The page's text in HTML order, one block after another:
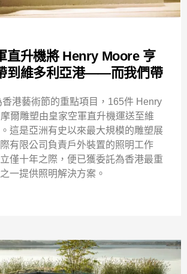
直升機將 Henry Moore 亨
到維多利亞港——而我們帶
港藝術節的重點項目，165件 Henry
爾雕塑由皇家空軍直升機運送至維
這是亞洲有史以來最大規模的雕塑展
有限公司負責戶外裝置的照明工作
僅十年之際，便已獲委託為香港最重
一提供照明解決方案。